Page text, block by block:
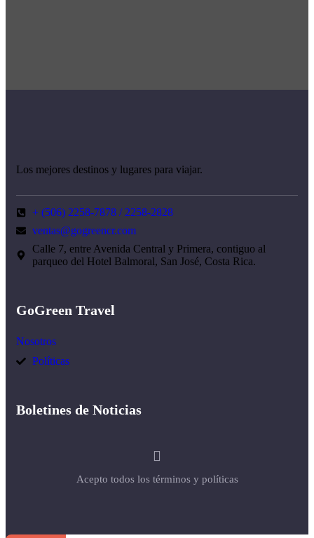
Los mejores destinos y lugares para viajar.
+ (506) 2258-7878 / 2258-2828
ventas@gogreencr.com
Calle 7, entre Avenida Central y Primera, contiguo al
parqueo del Hotel Balmoral, San José, Costa Rica.
GoGreen Travel
Nosotros
Políticas
Boletines de Noticias
Acepto todos los términos y políticas